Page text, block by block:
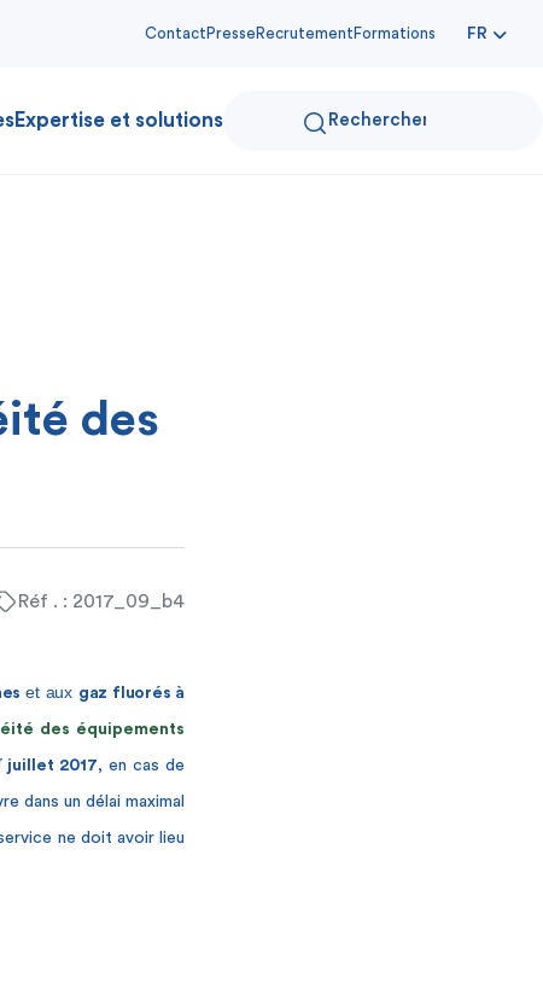
Contact Presse Recrutement Formations FR
Expertise et solutions
des
Réf . : 2017_09_b4
et aux gaz fluorés à
des équipements
juillet 2017, en cas de
dans un délai maximal
ne doit avoir lieu